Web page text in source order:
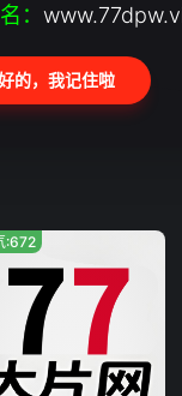
52
60
:672
：
的，我记住啦